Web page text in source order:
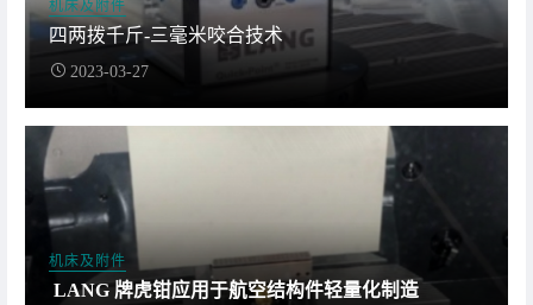
机床及附件
四两拨千斤-三毫米咬合技术
2023-03-27
机床及附件
LANG 牌虎钳应用于航空结构件轻量化制造